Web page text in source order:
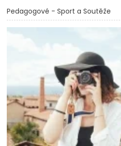
Pedagogové - Sport a Soutěže